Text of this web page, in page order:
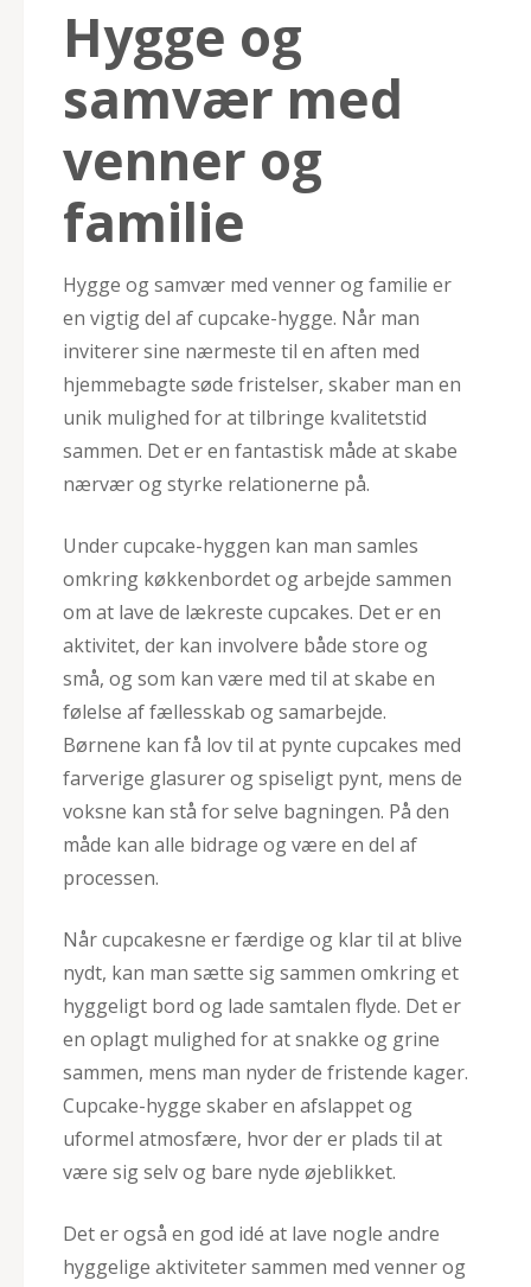
Hygge og
samvær med
venner og
familie
Hygge og samvær med venner og familie er
en vigtig del af cupcake-hygge. Når man
inviterer sine nærmeste til en aften med
hjemmebagte søde fristelser, skaber man en
unik mulighed for at tilbringe kvalitetstid
sammen. Det er en fantastisk måde at skabe
nærvær og styrke relationerne på.
Under cupcake-hyggen kan man samles
omkring køkkenbordet og arbejde sammen
om at lave de lækreste cupcakes. Det er en
aktivitet, der kan involvere både store og
små, og som kan være med til at skabe en
følelse af fællesskab og samarbejde.
Børnene kan få lov til at pynte cupcakes med
farverige glasurer og spiseligt pynt, mens de
voksne kan stå for selve bagningen. På den
måde kan alle bidrage og være en del af
processen.
Når cupcakesne er færdige og klar til at blive
nydt, kan man sætte sig sammen omkring et
hyggeligt bord og lade samtalen flyde. Det er
en oplagt mulighed for at snakke og grine
sammen, mens man nyder de fristende kager.
Cupcake-hygge skaber en afslappet og
uformel atmosfære, hvor der er plads til at
være sig selv og bare nyde øjeblikket.
Det er også en god idé at lave nogle andre
hyggelige aktiviteter sammen med venner og